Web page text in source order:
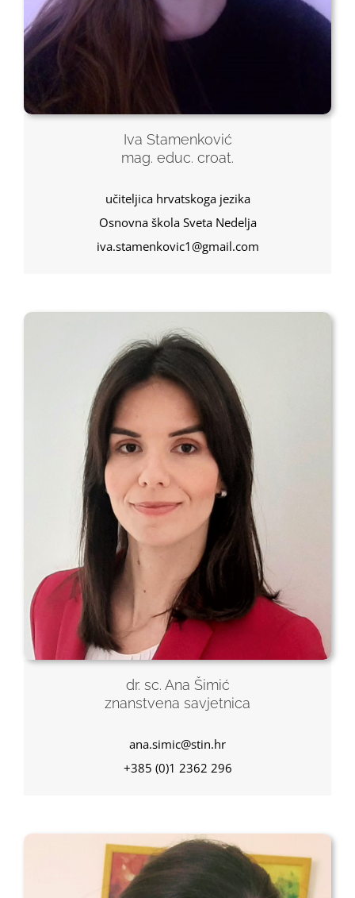
Iva Stamenković
mag. educ. croat.
učiteljica hrvatskoga jezika
Osnovna škola Sveta Nedelja
iva.stamenkovic1@gmail.com
dr. sc. Ana Šimić
znanstvena savjetnica
ana.simic@stin.hr
+385 (0)1 2362 296